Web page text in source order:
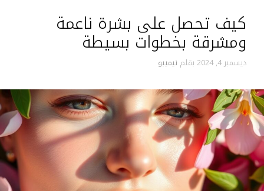
كيف تحصل على بشرة ناعمة
ومشرقة بخطوات بسيطة
ديسمبر 4, 2024 بقلم نيميبو